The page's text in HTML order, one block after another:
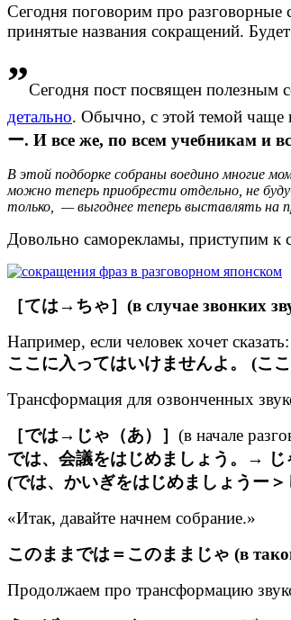
Сегодня поговорим про разговорные
принятые названия сокращений.
”Сегодня пост посвящен полезным
детально. Обычно, с этой темой чаще
ー. И все же, по всем учебникам и
В этой подборке собраны воедино многие
можно теперь приобрести отдельно, не
только, — выгоднее теперь выставлять на
Довольно саморекламы, приступим к
［ては→ちゃ］(в случае звонких
Например, если человек хочет сказать:
ここに入ってはいけませんよ。 (こ
Трансформация для озвонченных
［では→じゃ（あ）］ (в начале
では、会議をはじめましょう。→ じ
(では、かいぎをはじめましょうー＞
«Итак, давайте начнем собрание.»
このままでは＝このままじゃ (в
Продолжаем про трансформацию